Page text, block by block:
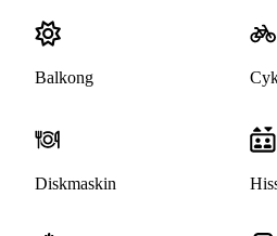
Balkong
Diskmaskin